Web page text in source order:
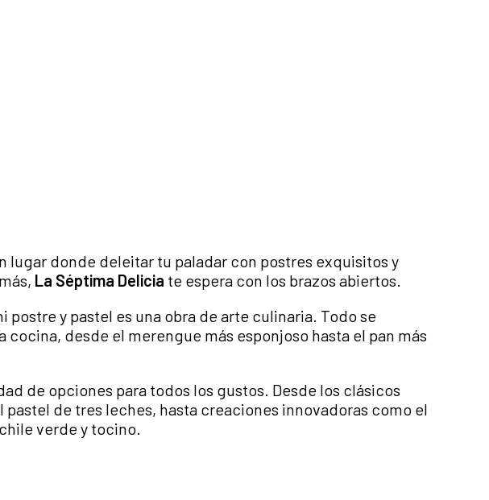
lugar donde deleitar tu paladar con postres exquisitos y
La Séptima Delicia te espera con los brazos abiertos.
postre y pastel es una obra de arte culinaria. Todo se
cocina, desde el merengue más esponjoso hasta el pan más
de opciones para todos los gustos. Desde los clásicos
pastel de tres leches, hasta creaciones innovadoras como el
verde y tocino.